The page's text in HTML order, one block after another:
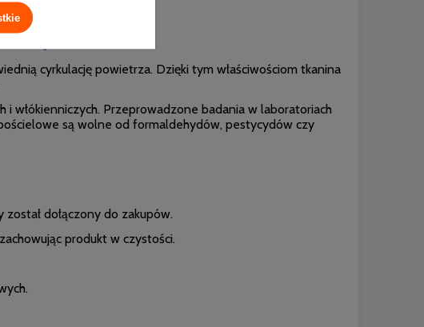
użytkowania
cyrkulację powietrza. Dzięki tym właściwościom tkanina
włókienniczych. Przeprowadzone badania w laboratoriach
są wolne od formaldehydów, pestycydów czy
dołączony do zakupów.
produkt w czystości.